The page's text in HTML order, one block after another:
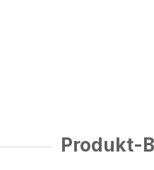
Produkt-